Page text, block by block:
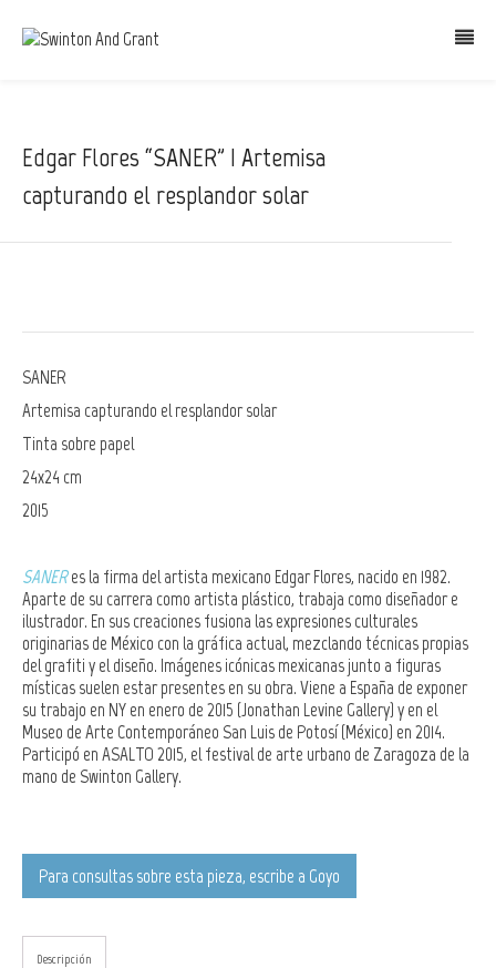
Edgar Flores “SANER” | Artemisa
capturando el resplandor solar
SANER
Artemisa capturando el resplandor solar
Tinta sobre papel
24x24 cm
2015
SANERes la firma del artista mexicano Edgar Flores, nacido en 1982.
Aparte de su carrera como artista plástico, trabaja como diseñador e
ilustrador. En sus creaciones fusiona las expresiones culturales
originarias de México con la gráfica actual, mezclando técnicas propias
del grafiti y el diseño. Imágenes icónicas mexicanas junto a figuras
místicas suelen estar presentes en su obra. Viene a España de exponer
su trabajo en NY en enero de 2015 (Jonathan Levine Gallery) y en el
Museo de Arte Contemporáneo San Luis de Potosí (México) en 2014.
Participó en ASALTO 2015, el festival de arte urbano de Zaragoza de la
mano de Swinton Gallery.
Para consultas sobre esta pieza, escribe a Goyo
Descripción